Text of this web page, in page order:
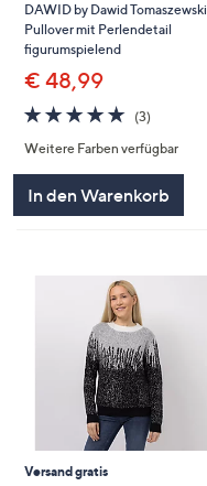
DAWID by Dawid Tomaszewski
Pullover mit Perlendetail
figurumspielend
€ 48,99
5.0
von
5
(3)3
Weitere Farben verfügbar
In den Warenkorb
Versand gratis